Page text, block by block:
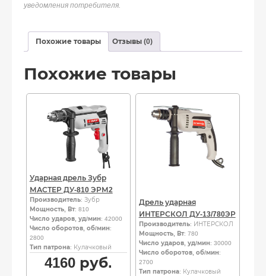
уведомления потребителя.
Похожие товары Отзывы (0)
Похожие товары
Ударная дрель Зубр
МАСТЕР ДУ-810 ЭРМ2
Производитель: Зубр
Мощность, Вт: 810
Число ударов, уд/мин: 42000
Число оборотов, об/мин:
2800
Тип патрона: Кулачковый
4160руб.
Дрель ударная
ИНТЕРСКОЛ ДУ-13/780ЭР
Производитель: ИНТЕРСКОЛ
Мощность, Вт: 780
Число ударов, уд/мин: 30000
Число оборотов, об/мин:
2700
Тип патрона: Кулачковый